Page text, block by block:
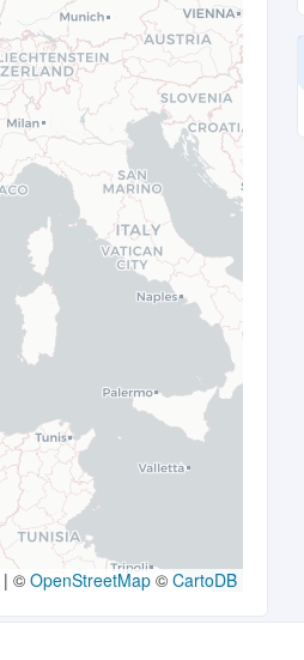
| © OpenStreetMap© CartoDB